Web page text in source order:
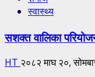
स्वास्थ्य
सशक्त वालिका
HT २०८२ माघ २०,